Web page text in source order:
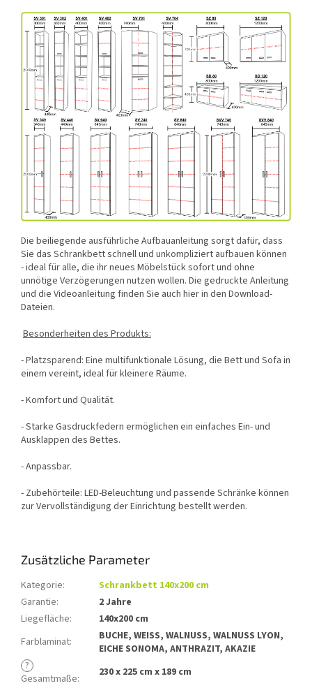
Die beiliegende ausführliche Aufbauanleitung sorgt dafür, dass
Sie das Schrankbett schnell und unkompliziert aufbauen können
- ideal für alle, die ihr neues Möbelstück sofort und ohne
unnötige Verzögerungen nutzen wollen. Die gedruckte Anleitung
und die Videoanleitung finden Sie auch hier in den Download-
Dateien.
Besonderheiten des Produkts:
- Platzsparend: Eine multifunktionale Lösung, die Bett und Sofa in
einem vereint, ideal für kleinere Räume.
- Komfort und Qualität.
- Starke Gasdruckfedern ermöglichen ein einfaches Ein- und
Ausklappen des Bettes.
- Anpassbar.
- Zubehörteile: LED-Beleuchtung und passende Schränke können
zur Vervollständigung der Einrichtung bestellt werden.
Zusätzliche Parameter
Kategorie:
Schrankbett 140x200 cm
Garantie:
2 Jahre
Liegefläche:
140x200 cm
Farblaminat:
BUCHE, WEISS, WALNUSS, WALNUSS LYON,
EICHE SONOMA, ANTHRAZIT, AKAZIE
?
Gesamtmaße:
230 x 225 cm x 189 cm